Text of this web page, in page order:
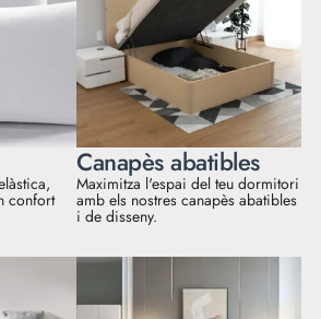
confort
Canapès abatibles
Maximitza l'espai del teu dormitori
amb els nostres canapès abatibles
i de disseny.